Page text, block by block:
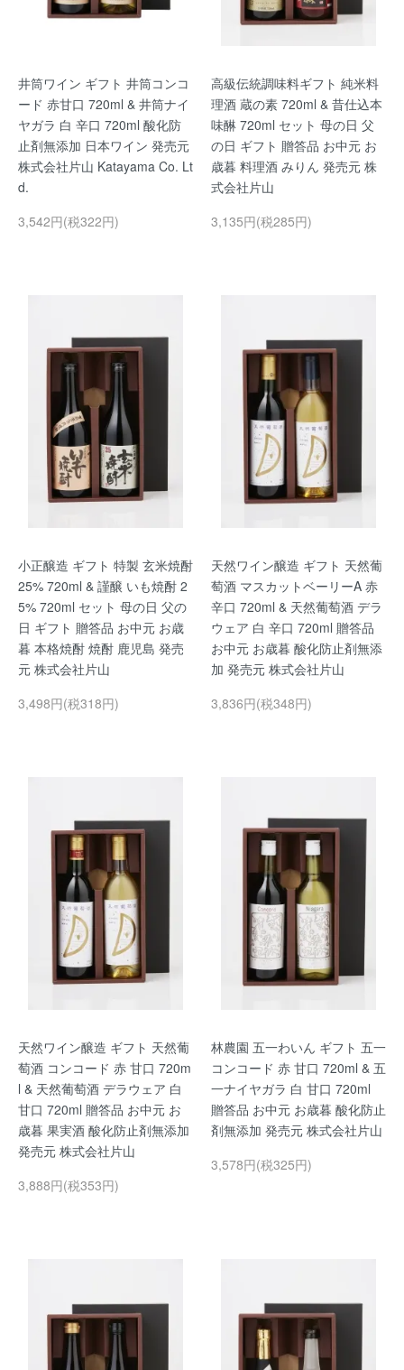
井筒ワイン ギフト 井筒コンコ
ード 赤甘口 720ml & 井筒ナイ
ヤガラ 白 辛口 720ml 酸化防
止剤無添加 日本ワイン 発売元
株式会社片山 Katayama Co. Lt
d.
3,542円(税322円)
高級伝統調味料ギフト 純米料
理酒 蔵の素 720ml & 昔仕込本
味醂 720ml セット 母の日 父
の日 ギフト 贈答品 お中元 お
歳暮 料理酒 みりん 発売元 株
式会社片山
3,135円(税285円)
小正醸造 ギフト 特製 玄米焼酎
25% 720ml & 謹醸 いも焼酎 2
5% 720ml セット 母の日 父の
日 ギフト 贈答品 お中元 お歳
暮 本格焼酎 焼酎 鹿児島 発売
元 株式会社片山
3,498円(税318円)
天然ワイン醸造 ギフト 天然葡
萄酒 マスカットベーリーA 赤
辛口 720ml & 天然葡萄酒 デラ
ウェア 白 辛口 720ml 贈答品
お中元 お歳暮 酸化防止剤無添
加 発売元 株式会社片山
3,836円(税348円)
天然ワイン醸造 ギフト 天然葡
萄酒 コンコード 赤 甘口 720m
l & 天然葡萄酒 デラウェア 白
甘口 720ml 贈答品 お中元 お
歳暮 果実酒 酸化防止剤無添加
発売元 株式会社片山
3,888円(税353円)
林農園 五一わいん ギフト 五一
コンコード 赤 甘口 720ml & 五
一ナイヤガラ 白 甘口 720ml
贈答品 お中元 お歳暮 酸化防止
剤無添加 発売元 株式会社片山
3,578円(税325円)